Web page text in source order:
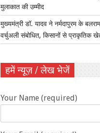
मुलाकात की उम्मीद
मुख्यमंत्री डॉ. यादव ने नर्मदापुरम के
वर्चुअली संबोधित, किसानों से प्राकृतिक
हमें न्यूज़ / लेख भेजें
Your Name (required)